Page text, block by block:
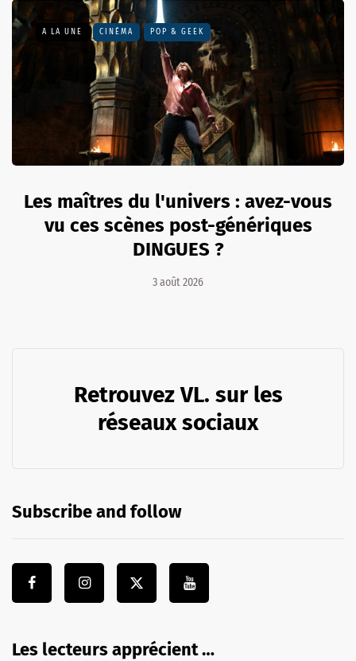
A LA UNE CINÉMA POP & GEEK
Les maîtres du l'univers : avez-vous
vu ces scènes post-génériques
DINGUES ?
3 août 2026
Retrouvez VL. sur les
réseaux sociaux
Subscribe and follow
Les lecteurs apprécient …